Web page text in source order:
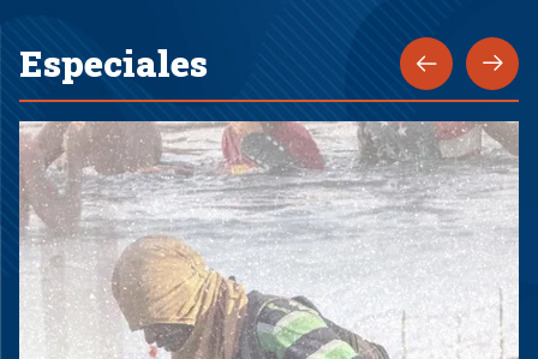
Especiales